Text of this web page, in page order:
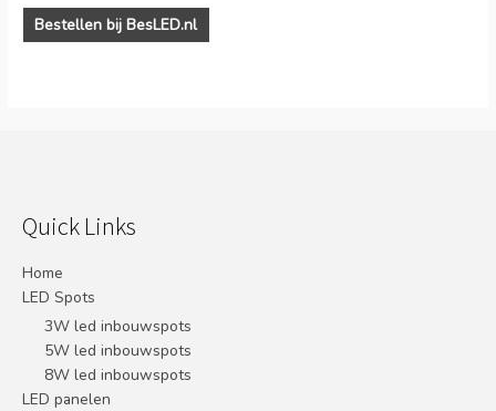
Bestellen bij BesLED.nl
Quick Links
Home
LED Spots
3W led inbouwspots
5W led inbouwspots
8W led inbouwspots
LED panelen